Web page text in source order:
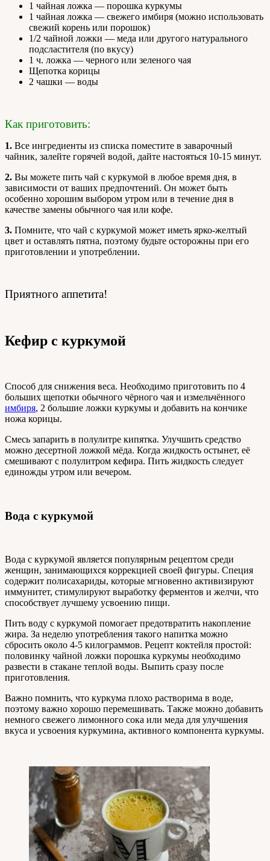
1 чайная ложка — порошка куркумы
1 чайная ложка — свежего имбиря (можно использовать
свежий корень или порошок)
1/2 чайной ложки — меда или другого натурального
подсластителя (по вкусу)
1 ч. ложка — черного или зеленого чая
Щепотка корицы
2 чашки — воды
Как приготовить:
1. Все ингредиенты из списка поместите в заварочный
чайник, залейте горячей водой, дайте настояться 10-15 минут.
2. Вы можете пить чай с куркумой в любое время дня, в
зависимости от ваших предпочтений. Он может быть
особенно хорошим выбором утром или в течение дня в
качестве замены обычного чая или кофе.
3. Помните, что чай с куркумой может иметь ярко-желтый
цвет и оставлять пятна, поэтому будьте осторожны при его
приготовлении и употреблении.
Приятного аппетита!
Кефир с куркумой
Способ для снижения веса. Необходимо приготовить по 4
больших щепотки обычного чёрного чая и измельчённого
имбиря, 2 большие ложки куркумы и добавить на кончике
ножа корицы.
Смесь запарить в полулитре кипятка. Улучшить средство
можно десертной ложкой мёда. Когда жидкость остынет, её
смешивают с полулитром кефира. Пить жидкость следует
единожды утром или вечером.
Вода с куркумой
Вода с куркумой является популярным рецептом среди
женщин, занимающихся коррекцией своей фигуры. Специя
содержит полисахариды, которые мгновенно активизируют
иммунитет, стимулируют выработку ферментов и желчи, что
способствует лучшему усвоению пищи.
Пить воду с куркумой помогает предотвратить накопление
жира. За неделю употребления такого напитка можно
сбросить около 4-5 килограммов. Рецепт коктейля простой:
половинку чайной ложки порошка куркумы необходимо
развести в стакане теплой воды. Выпить сразу после
приготовления.
Важно помнить, что куркума плохо растворима в воде,
поэтому важно хорошо перемешивать. Также можно добавить
немного свежего лимонного сока или меда для улучшения
вкуса и усвоения куркумина, активного компонента куркумы.